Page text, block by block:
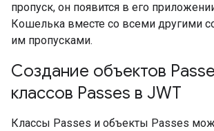
пропуск, он появится в его
Кошелька вместе со всеми другими
им пропусками.
Создание объектов
классов Passes в JWT
Классы Passes и объекты Passes